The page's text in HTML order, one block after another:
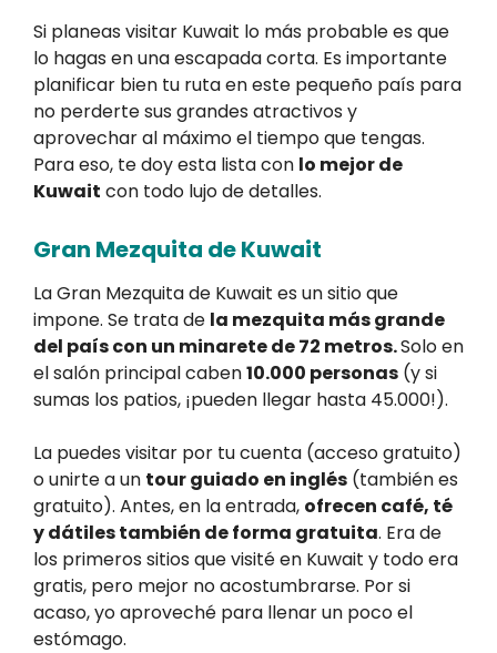
Si planeas visitar Kuwait lo más probable es que
lo hagas en una escapada corta. Es importante
planificar bien tu ruta en este pequeño país para
no perderte sus grandes atractivos y
aprovechar al máximo el tiempo que tengas.
Para eso, te doy esta lista con lo mejor de
Kuwait con todo lujo de detalles.
Gran Mezquita de Kuwait
La Gran Mezquita de Kuwait es un sitio que
impone. Se trata de la mezquita más grande
del país con un minarete de 72 metros.Solo en
el salón principal caben10.000 personas (y si
sumas los patios, ¡pueden llegar hasta 45.000!).
La puedes visitar por tu cuenta (acceso gratuito)
o unirte a un tour guiado en inglés (también es
gratuito). Antes, en la entrada, ofrecen café, té
y dátiles también de forma gratuita. Era de
los primeros sitios que visité en Kuwait y todo era
gratis, pero mejor no acostumbrarse. Por si
acaso, yo aproveché para llenar un poco el
estómago.